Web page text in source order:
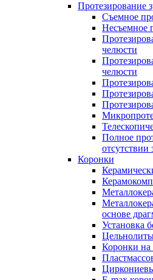
Протезирование
Съемное
Несъемное
челюсти
челюсти
Полное
отсутствии
Коронки
основе
Установка
Коронки